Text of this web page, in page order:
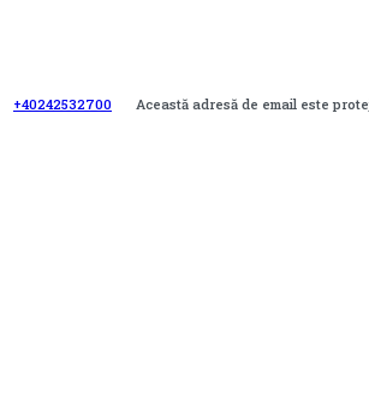
+40242532700 Această adresă de email este